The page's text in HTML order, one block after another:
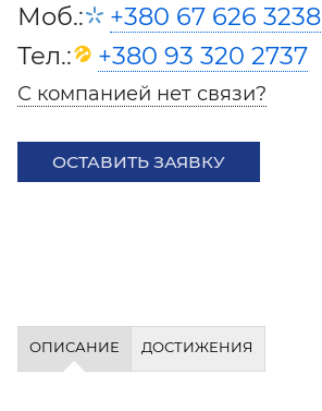
Моб.:
+380 67 626 3238
Тел.:
+380 93 320 2737
С компанией нет связи?
ОСТАВИТЬ ЗАЯВКУ
ОПИСАНИЕ ДОСТИЖЕНИЯ